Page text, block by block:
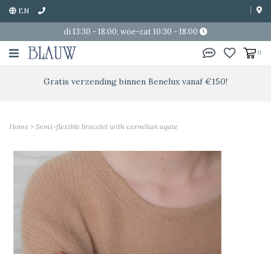
EN
di 13:30 - 18:00; woe-zat 10:30 - 18:00
0
Gratis verzending binnen Benelux vanaf €150!
Home > Semi-flexible bracelet with carnelian agate